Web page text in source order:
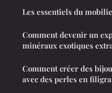
Les essentiels du
Comment devenir un
minéraux exotiques
Comment créer des
avec des perles en